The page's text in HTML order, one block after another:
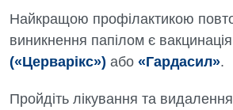
Найкращою профілактикою
виникнення папілом є вакцинація
(«Церварікс») або «Гардасил».
Пройдіть лікування та